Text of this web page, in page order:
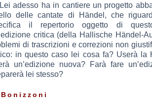
Lei adesso ha in cantiere un progetto
delle cantate di Händel, che
il repertorio oggetto di
critica (della Hallische Händel-
di trascrizioni e correzioni non
in questo caso lei cosa fa? Userà la
un’edizione nuova? Farà fare
lei stesso?
Bonizzoni